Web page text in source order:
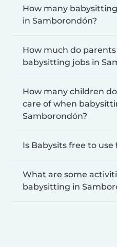
How many
in Samborondón?
How much do
babysitting jobs in
How many children
care of when
Samborondón?
Is Babysits free to
What are some
babysitting in